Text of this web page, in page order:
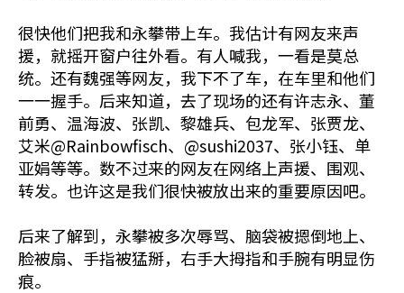
很快他们把我和永攀带上车。我估计有网友来声
援，就摇开窗户往外看。有人喊我，一看是莫总
统。还有魏强等网友，我下不了车，在车里和他们
一一握手。后来知道，去了现场的还有许志永、董
前勇、温海波、张凯、黎雄兵、包龙军、张贾龙、
艾米@Rainbowfisch、@sushi2037、张小钰、单
亚娟等等。数不过来的网友在网络上声援、围观、
转发。也许这是我们很快被放出来的重要原因吧。
后来了解到，永攀被多次辱骂、脑袋被摁倒地上、
脸被扇、手指被猛掰，右手大拇指和手腕有明显伤
痕。